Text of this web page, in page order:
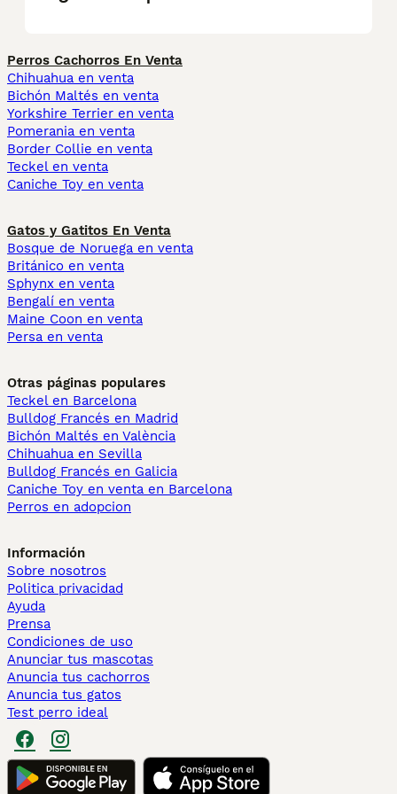
Perros Cachorros En Venta
Chihuahua en venta
Bichón Maltés en venta
Yorkshire Terrier en venta
Pomerania en venta
Border Collie en venta
Teckel en venta
Caniche Toy en venta
Gatos y Gatitos En Venta
Bosque de Noruega en venta
Británico en venta
Sphynx en venta
Bengalí en venta
Maine Coon en venta
Persa en venta
Otras páginas populares
Teckel en Barcelona
Bulldog Francés en Madrid
Bichón Maltés en València
Chihuahua en Sevilla
Bulldog Francés en Galicia
Caniche Toy en venta en Barcelona
Perros en adopcion
Información
Sobre nosotros
Politica privacidad
Ayuda
Prensa
Condiciones de uso
Anunciar tus mascotas
Anuncia tus cachorros
Anuncia tus gatos
Test perro ideal